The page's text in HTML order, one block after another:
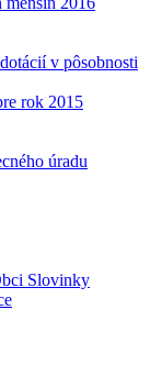
v pôsobnosti
rok 2015
úradu
Slovinky